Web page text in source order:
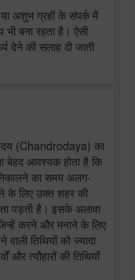
अशुभ ग्रहों के संपर्क में
बना रहता है। ऐसी
देने की सलाह दी जाती
(Chandrodaya) का
बेहद आवश्यक होता है कि
का समय अलग-
के लिए उक्त शहर की
पड़ती है। इसके अलावा
करने और मनाने के लिए
तिथियों को ज्यादा
और त्यौहारों की तिथियाँ